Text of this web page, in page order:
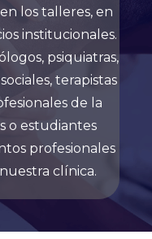
los talleres, en
institucionales.
psiquiatras,
terapistas
de la
o estudiantes
profesionales
clínica.